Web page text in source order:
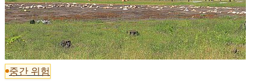
중간 위험